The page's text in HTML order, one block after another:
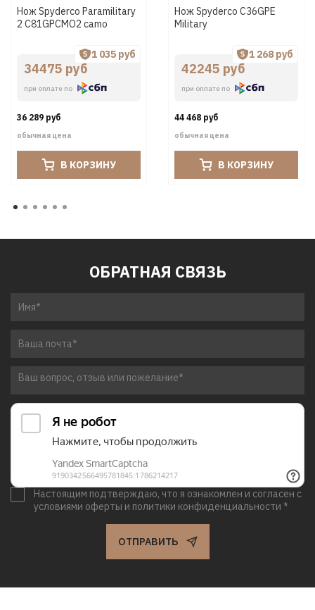
Нож Spyderco Paramilitary
2 C81GPCMO2 camo
34475 руб
при оплате по
1 035 руб
36 289 руб
обычная цена
В КОРЗИНУ
Нож Spyderco C36GPE
Military
42245 руб
при оплате по
1 268 руб
44 468 руб
обычная цена
В КОРЗИНУ
ОБРАТНАЯ СВЯЗЬ
Настоящим подтверждаю, что я ознакомлен и согласен с
условиями оферты и политики конфиденциальности *
ОТПРАВИТЬ